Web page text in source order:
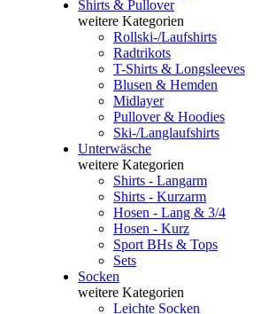
Shirts & Pullover
weitere Kategorien
Rollski-/Laufshirts
Radtrikots
T-Shirts & Longsleeves
Blusen & Hemden
Midlayer
Pullover & Hoodies
Ski-/Langlaufshirts
Unterwäsche
weitere Kategorien
Shirts - Langarm
Shirts - Kurzarm
Hosen - Lang & 3/4
Hosen - Kurz
Sport BHs & Tops
Sets
Socken
weitere Kategorien
Leichte Socken